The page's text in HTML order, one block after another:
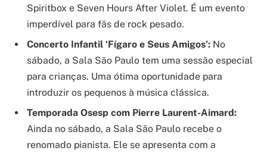
Spiritbox e Seven Hours After Violet. É um evento
imperdível para fãs de rock pesado.
Concerto Infantil ‘Fígaro e Seus Amigos’: No
sábado, a Sala São Paulo tem uma sessão especial
para crianças. Uma ótima oportunidade para
introduzir os pequenos à música clássica.
Temporada Osesp com Pierre Laurent-Aimard:
Ainda no sábado, a Sala São Paulo recebe o
renomado pianista. Ele se apresenta com a